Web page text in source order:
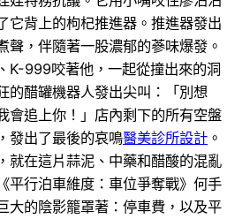
它背上的枸杞推進器。推進器發出
聲，伴隨著一股濃郁的蔘味爆發。
K-999咬著他，一起從撞出來的洞
的醋罐機器人發出尖叫：「別想
會追上你！」店內剩下的所有空盤
發出了最後的哀鳴醫美診所設計 。
就在這片蒜泥、中藥和醋酸的混亂
平行泊車維度：車位爭奪戰》何手
大的陰影籠罩著：停車費，以及平